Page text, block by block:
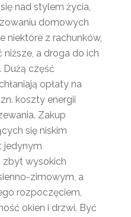
nad stylem życia,
domowych
niektóre z rachunków,
a droga do ich
Dużą część
opłaty na
koszty energii
Zakup
się niskim
jedynym
zbyt wysokich
zimowym, a
rozpoczęciem,
okien i drzwi. Być